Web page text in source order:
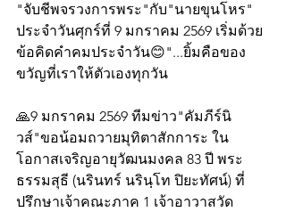
"จับชีพจรวงการพระ"กับ"นายขุนโหร"
ประจำวันศุกร์ที่ 9 มกราคม 2569 เริ่มด้วย
ข้อคิดคำคมประจำวัน😊"...ยิ้มคือของ
ขวัญที่เราให้ตัวเองทุกวัน
🙏9 มกราคม 2569 ทีมข่าว"คัมภีร์นิ
วส์"ขอน้อมถวายมุทิตาสักการะ ใน
โอกาสเจริญอายุวัฒนมงคล 83 ปี พระ
ธรรมสุธี (นรินทร์ นรินฺโท ปิยะทัศน์) ที่
ปรึกษาเจ้าคณะภาค 1 เจ้าอาวาสวัด